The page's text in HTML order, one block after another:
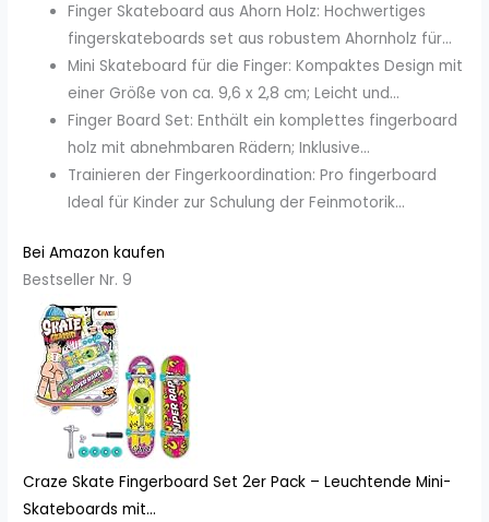
Finger Skateboard aus Ahorn Holz: Hochwertiges
fingerskateboards set aus robustem Ahornholz für...
Mini Skateboard für die Finger: Kompaktes Design mit
einer Größe von ca. 9,6 x 2,8 cm; Leicht und...
Finger Board Set: Enthält ein komplettes fingerboard
holz mit abnehmbaren Rädern; Inklusive...
Trainieren der Fingerkoordination: Pro fingerboard
Ideal für Kinder zur Schulung der Feinmotorik...
Bei Amazon kaufen
Bestseller Nr. 9
Craze Skate Fingerboard Set 2er Pack – Leuchtende Mini-
Skateboards mit...